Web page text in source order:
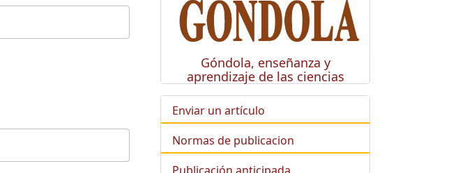
Góndola, enseñanza y
aprendizaje de las ciencias
Enviar un artículo
Normas de publicacion